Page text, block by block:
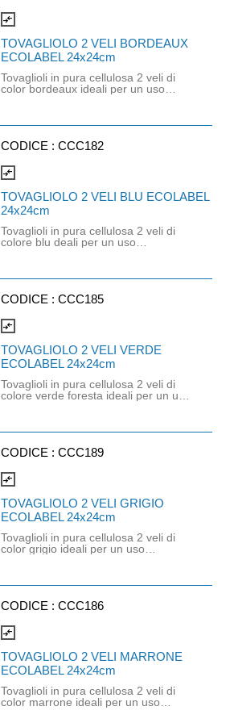
Ecolabel, FSC e idoneo al contatto
alimentare. Dimensioni: 24cm x
24cm.
compare_arrows
TOVAGLIOLO 2 VELI BORDEAUX
ECOLABEL 24x24cm
Tovaglioli in pura cellulosa 2 veli di
color bordeaux ideali per un uso
colore in più. È un prodotto monouso
all'ecologia e alla sostenibilità.
idoneo al contatto alimentare.
Dimensioni: 24cm x 24cm.
CODICE :CCC182
compare_arrows
TOVAGLIOLO 2 VELI BLU ECOLABEL
24x24cm
Tovaglioli in pura cellulosa 2 veli di
colore blu deali per un uso
colore deciso. È un prodotto
orientato all'ecologia e alla
Ecolabel, FSC e idoneo al contatto
alimentare. Dimensioni: 24cm x
24cm.
CODICE :CCC185
compare_arrows
TOVAGLIOLO 2 VELI VERDE
ECOLABEL 24x24cm
Tovaglioli in pura cellulosa 2 veli di
colore verde foresta ideali per un uso
colore deciso. È un prodotto
orientato all'ecologia e alla
Ecolabel, FSC e idoneo al contatto
alimentare. Dimensioni: 24cm x
24cm.
CODICE :CCC189
compare_arrows
TOVAGLIOLO 2 VELI GRIGIO
ECOLABEL 24x24cm
Tovaglioli in pura cellulosa 2 veli di
color grigio ideali per un uso
colore tenue. È un prodotto monouso
all'ecologia e alla sostenibilità.
idoneo al contatto alimentare.
Dimensioni: 24cm x 24cm.
CODICE :CCC186
compare_arrows
TOVAGLIOLO 2 VELI MARRONE
ECOLABEL 24x24cm
Tovaglioli in pura cellulosa 2 veli di
color marrone ideali per un uso